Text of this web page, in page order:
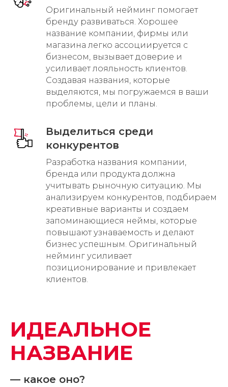
Оригинальный нейминг помогает
бренду развиваться. Хорошее
название компании, фирмы или
магазина легко ассоциируется с
бизнесом, вызывает доверие и
усиливает лояльность клиентов.
Создавая названия, которые
выделяются, мы погружаемся в ваши
проблемы, цели и планы.
Выделиться среди
конкурентов
Разработка названия компании,
бренда или продукта должна
учитывать рыночную ситуацию. Мы
анализируем конкурентов, подбираем
креативные варианты и создаем
запоминающиеся неймы, которые
повышают узнаваемость и делают
бизнес успешным. Оригинальный
нейминг усиливает
позиционирование и привлекает
клиентов.
ИДЕАЛЬНОЕ
НАЗВАНИЕ
— какое оно?